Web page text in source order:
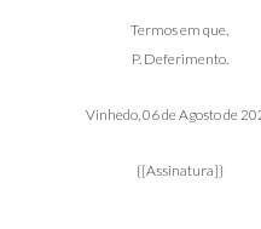
Termos em que,
P. Deferimento.
Vinhedo,06 de Agosto de
{[Assinatura]}